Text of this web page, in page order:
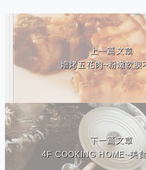
相連文章
上一篇文章
燴烤五花肉~粉嫩軟腴
下一篇文章
4F COOKING HOME~美